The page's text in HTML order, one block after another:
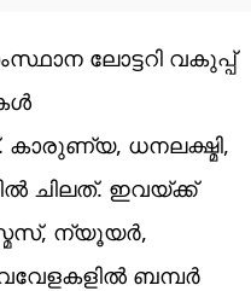
ലോട്ടറി വകുപ്പ്
കാരുണ്യ, ധനലക്ഷ്മി,
ചിലത്. ഇവയ്ക്ക്
ന്യൂയര്‍,
ബമ്പര്‍